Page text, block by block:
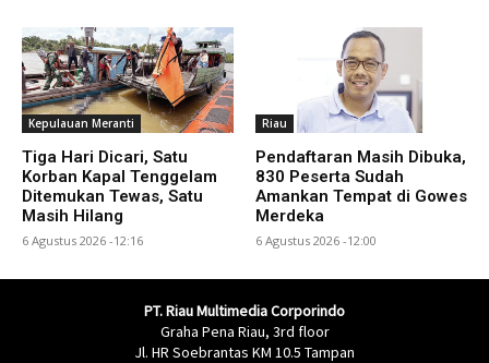
Kepulauan Meranti
Tiga Hari Dicari, Satu
Korban Kapal Tenggelam
Ditemukan Tewas, Satu
Masih Hilang
6 Agustus 2026 -12:16
Riau
Pendaftaran Masih Dibuka,
830 Peserta Sudah
Amankan Tempat di Gowes
Merdeka
6 Agustus 2026 -12:00
PT. Riau Multimedia Corporindo
Graha Pena Riau, 3rd floor
Jl. HR Soebrantas KM 10.5 Tampan